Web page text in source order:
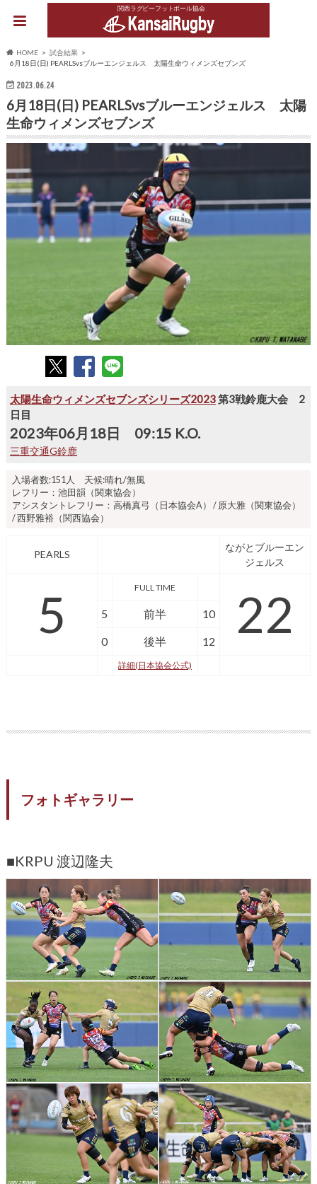
関西ラグビーフットボール協会
HOME
試合結果
6月18日(日) PEARLSvsブルーエンジェルス 太陽生命ウィメンズセブンズ
2023.06.24
6月18日(日) PEARLSvsブルーエンジェルス 太陽
生命ウィメンズセブンズ
太陽生命ウィメンズセブンズシリーズ2023第3戦鈴鹿大会 2
日目
2023年06月18日 09:15 K.O.
三重交通G鈴鹿
入場者数:151人 天候:晴れ/無風
レフリー：池田韻（関東協会）
アシスタントレフリー：高橋真弓（日本協会A） / 原大雅（関東協会）
/ 西野雅裕（関西協会）
PEARLS
ながとブルーエン
ジェルス
5 FULL TIME 22
5 前半 10
0 後半 12
詳細(日本協会公式)
フォトギャラリー
■KRPU 渡辺隆夫